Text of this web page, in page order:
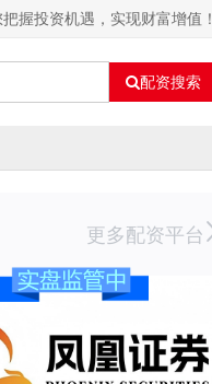
握投资机遇，实现财富增值！
配资搜索
更多配资平台